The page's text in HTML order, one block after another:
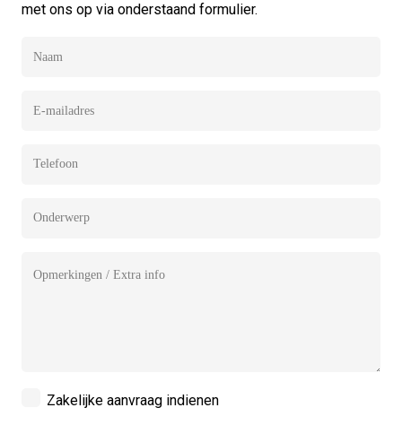
met ons op via onderstaand formulier.
Naam
E-
Telefoon
Onderwerp
Zakelijke
Zakelijke aanvraag indienen